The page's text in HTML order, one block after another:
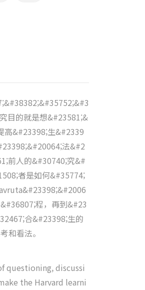
目的就是想&#23581;&
高&#23398;生&#2339
法&#2
前人的&#30740;究&#
者是如何&#35774;
程，再到&#23
合&#23398;生的
和看法。
questioning, discussi
the Harvard learni